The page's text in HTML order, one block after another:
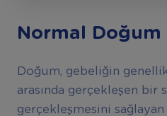
Normal Doğum
Doğum, gebeliğin
arasında gerçekleşen bir
gerçekleşmesini sağlayan